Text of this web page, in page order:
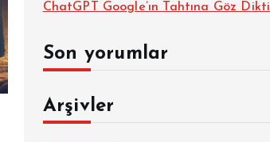
ChatGPT Google’ın Tahtına Göz Dikti
Son yorumlar
Arşivler